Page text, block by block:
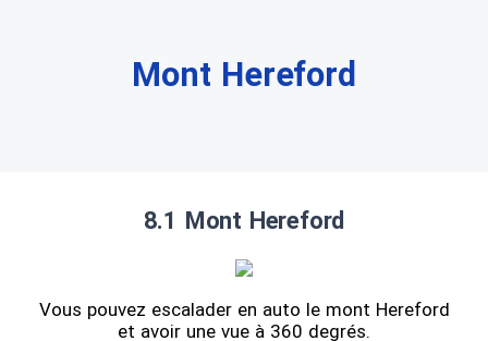
Mont Hereford
8.1 Mont Hereford
Vous pouvez escalader en auto le mont Hereford
et avoir une vue à 360 degrés.